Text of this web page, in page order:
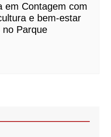
em Contagem com
e bem-estar
Parque